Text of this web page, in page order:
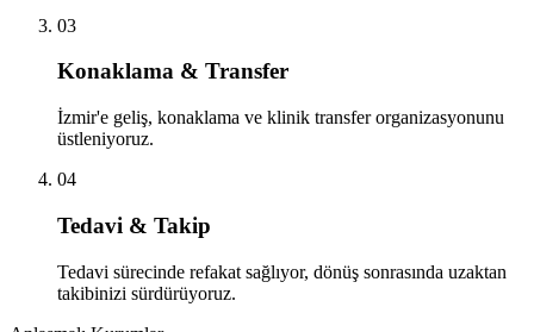
03
Konaklama & Transfer
İzmir'e geliş, konaklama ve klinik transfer organizasyonunu
üstleniyoruz.
04
Tedavi & Takip
Tedavi sürecinde refakat sağlıyor, dönüş sonrasında uzaktan
takibinizi sürdürüyoruz.